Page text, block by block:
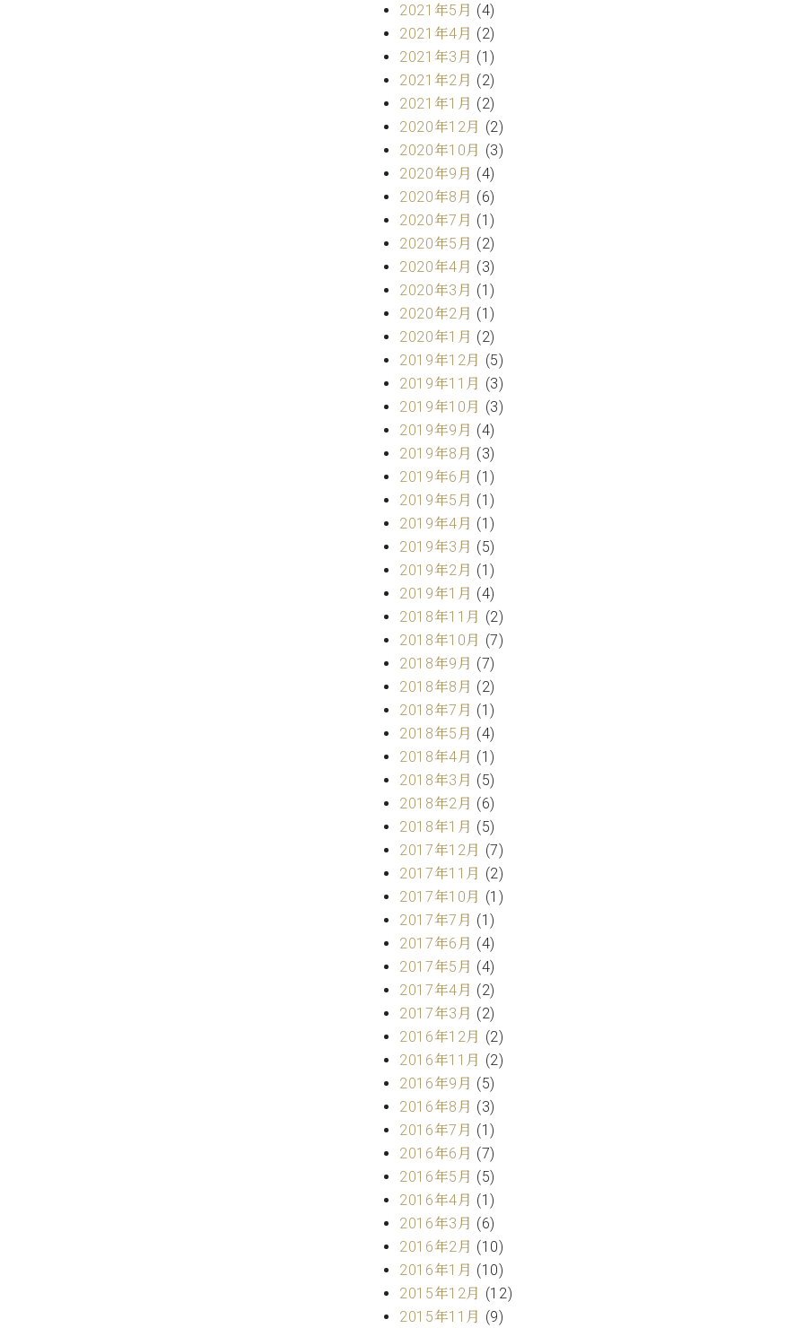
2021年5月 (4)
2021年4月 (2)
2021年3月 (1)
2021年2月 (2)
2021年1月 (2)
2020年12月 (2)
2020年10月 (3)
2020年9月 (4)
2020年8月 (6)
2020年7月 (1)
2020年5月 (2)
2020年4月 (3)
2020年3月 (1)
2020年2月 (1)
2020年1月 (2)
2019年12月 (5)
2019年11月 (3)
2019年10月 (3)
2019年9月 (4)
2019年8月 (3)
2019年6月 (1)
2019年5月 (1)
2019年4月 (1)
2019年3月 (5)
2019年2月 (1)
2019年1月 (4)
2018年11月 (2)
2018年10月 (7)
2018年9月 (7)
2018年8月 (2)
2018年7月 (1)
2018年5月 (4)
2018年4月 (1)
2018年3月 (5)
2018年2月 (6)
2018年1月 (5)
2017年12月 (7)
2017年11月 (2)
2017年10月 (1)
2017年7月 (1)
2017年6月 (4)
2017年5月 (4)
2017年4月 (2)
2017年3月 (2)
2016年12月 (2)
2016年11月 (2)
2016年9月 (5)
2016年8月 (3)
2016年7月 (1)
2016年6月 (7)
2016年5月 (5)
2016年4月 (1)
2016年3月 (6)
2016年2月 (10)
2016年1月 (10)
2015年12月 (12)
2015年11月 (9)